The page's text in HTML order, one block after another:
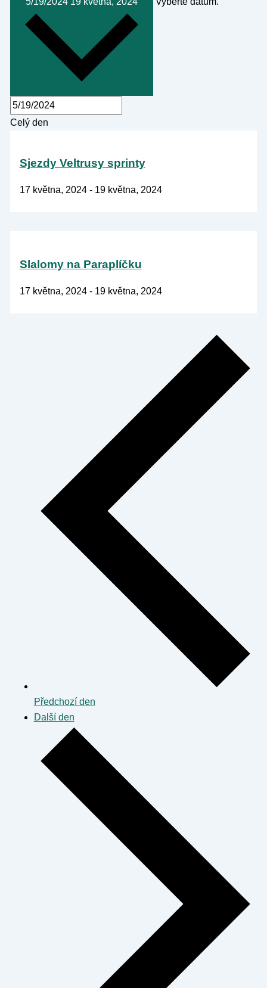
Celý den
Sjezdy Veltrusy sprinty
17 května, 2024- 19 května, 2024
Slalomy na Paraplíčku
17 května, 2024- 19 května, 2024
Předchozí den
Další den